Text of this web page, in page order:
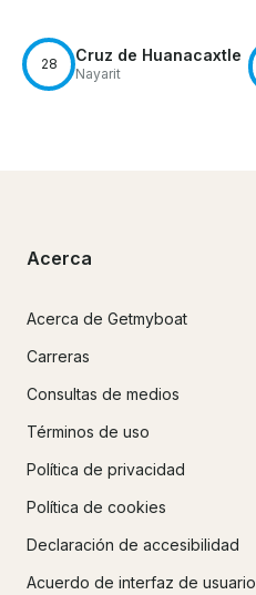
28 Cruz de Huanacaxtle
Nayarit
Acerca
Acerca de Getmyboat
Carreras
Consultas de medios
Términos de uso
Política de privacidad
Política de cookies
Declaración de accesibilidad
Acuerdo de interfaz de usuario